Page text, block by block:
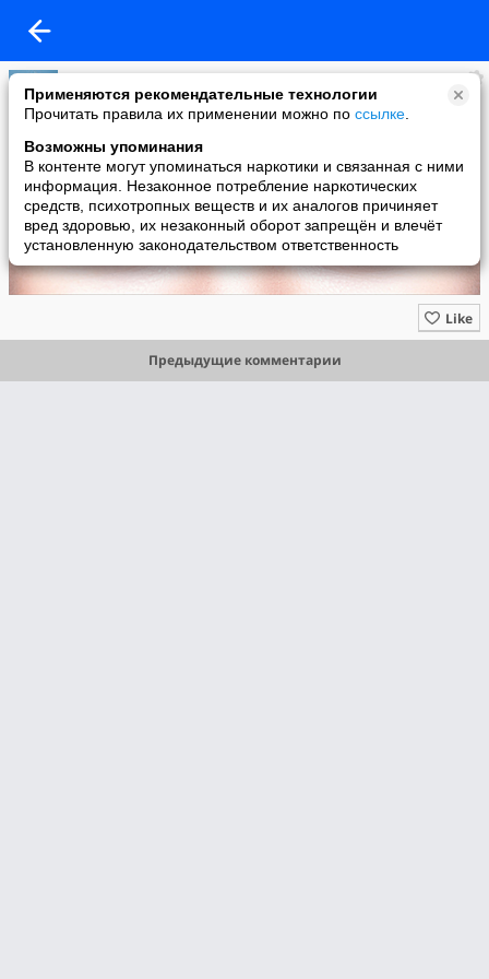
Применяются рекомендательные технологии
Прочитать правила их применении можно по ссылке
Возможны упоминания
В контенте могут упоминаться наркотики и связанная с ними
информация. Незаконное потребление наркотических
средств, психотропных веществ и их аналогов причиняет
вред здоровью, их незаконный оборот запрещён и влечёт
установленную законодательством ответственность
LINZAONLINE.RU
added a photo
29 Aug в 00:53
Like
Предыдущие комментарии